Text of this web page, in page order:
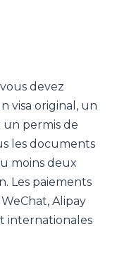
devez
visa original, un
permis de
les documents
moins deux
Les paiements
Alipay
internationales